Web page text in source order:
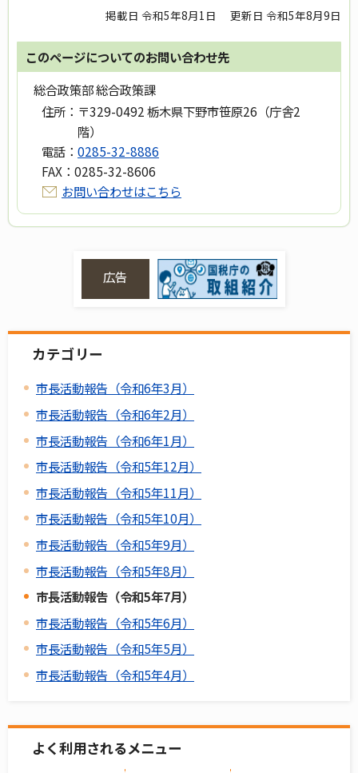
掲載日 令和5年8月1日 更新日 令和5年8月9日
このページについてのお問い合わせ先
総合政策部 総合政策課
住所： 〒329-0492 栃木県下野市笹原26（庁舎2
階）
電話： 0285-32-8886
FAX： 0285-32-8606
お問い合わせはこちら
広告
カテゴリー
市長活動報告（令和6年3月）
市長活動報告（令和6年2月）
市長活動報告（令和6年1月）
市長活動報告（令和5年12月）
市長活動報告（令和5年11月）
市長活動報告（令和5年10月）
市長活動報告（令和5年9月）
市長活動報告（令和5年8月）
市長活動報告（令和5年7月）
市長活動報告（令和5年6月）
市長活動報告（令和5年5月）
市長活動報告（令和5年4月）
よく利用されるメニュー